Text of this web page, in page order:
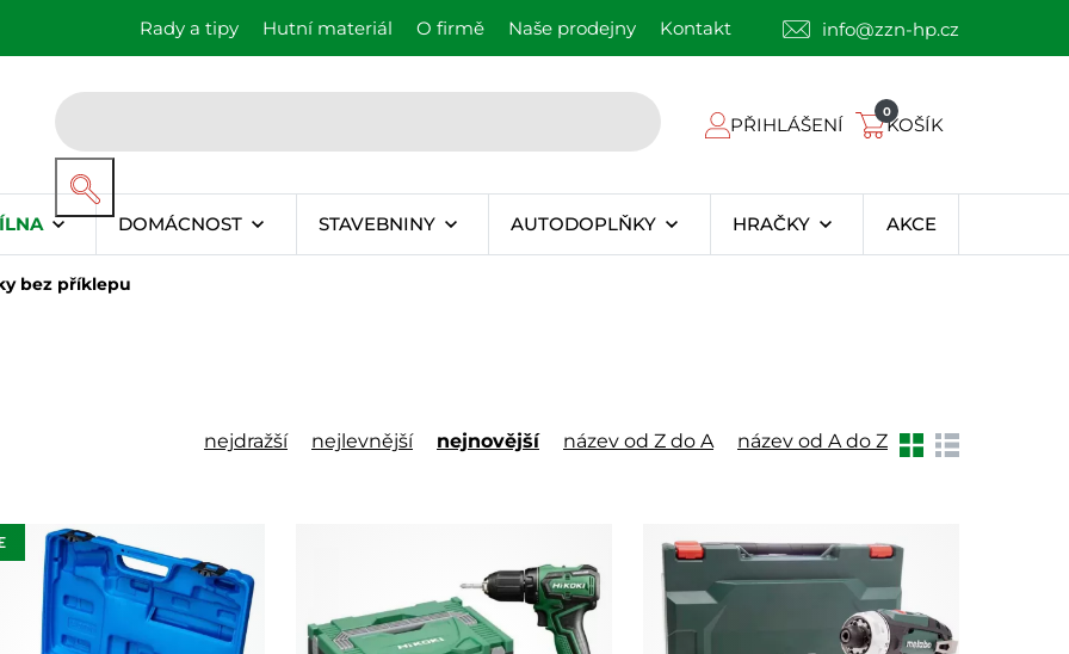
Rady a tipy Hutní materiál O firmě Naše prodejny Kontakt info@zzn-hp.cz
PŘIHLÁŠENÍ
0
KOŠÍK
DOMÁCNOST STAVEBNINY AUTODOPLŇKY HRAČKY AKCE
bez příklepu
nejdražší nejlevnější nejnovější název od Z do A název od A do Z